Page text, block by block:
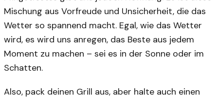
Mischung aus Vorfreude und Unsicherheit, die das
Wetter so spannend macht. Egal, wie das Wetter
wird, es wird uns anregen, das Beste aus jedem
Moment zu machen – sei es in der Sonne oder im
Schatten.
Also, pack deinen Grill aus, aber halte auch einen